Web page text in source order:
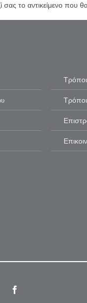
αντικείμενο που θα